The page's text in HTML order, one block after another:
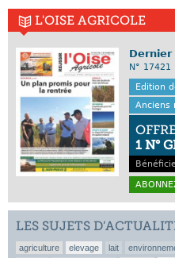
L'OISE AGRICOLE
N°
Edition
Anciens
1 N°
LES SUJETS
agriculture elevage lait